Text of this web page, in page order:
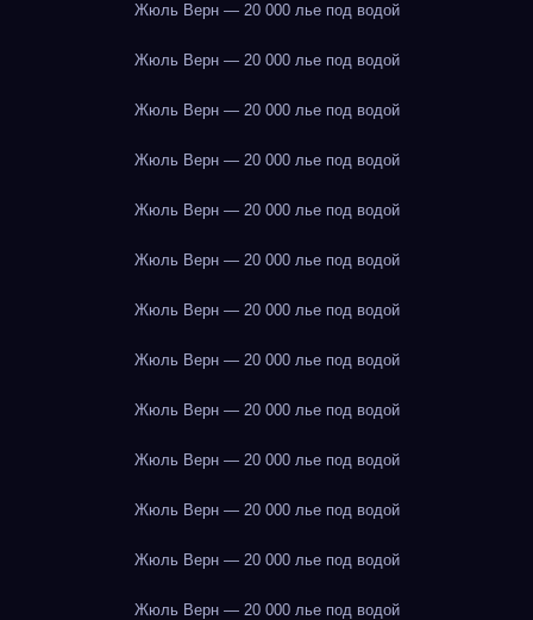
Жюль Верн — 20 000 лье под водой
Жюль Верн — 20 000 лье под водой
Жюль Верн — 20 000 лье под водой
Жюль Верн — 20 000 лье под водой
Жюль Верн — 20 000 лье под водой
Жюль Верн — 20 000 лье под водой
Жюль Верн — 20 000 лье под водой
Жюль Верн — 20 000 лье под водой
Жюль Верн — 20 000 лье под водой
Жюль Верн — 20 000 лье под водой
Жюль Верн — 20 000 лье под водой
Жюль Верн — 20 000 лье под водой
Жюль Верн — 20 000 лье под водой